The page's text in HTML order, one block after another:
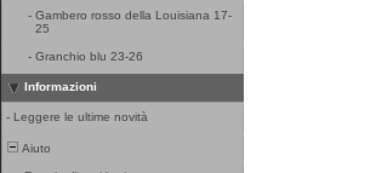
- Gambero rosso della Louisiana 17-
25
- Granchio blu 23-26
Informazioni
- Leggere le ultime novità
Aiuto